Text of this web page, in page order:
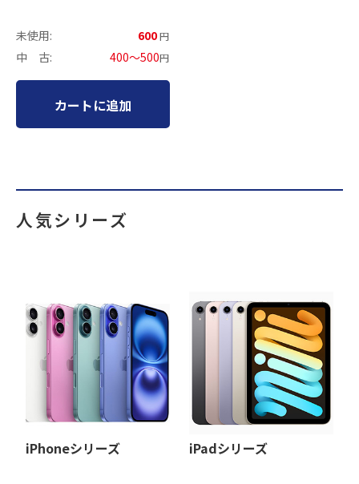
未使用: 600円
中 古: 400～500円
カートに追加
人気シリーズ
iPhoneシリーズ iPadシリーズ